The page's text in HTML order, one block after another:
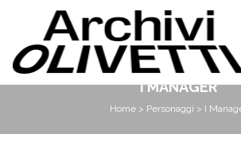
I MANAGER
Home> Personaggi > I